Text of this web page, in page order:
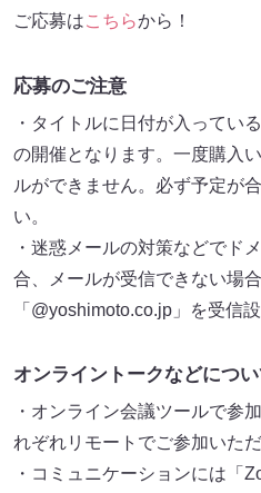
ご応募はこちらから！
応募のご注意
・タイトルに日付が入ってい
の開催となります。一度購入
ルができません。必ず予定が
い。
・迷惑メールの対策などでド
合、メールが受信できない場
「@yoshimoto.co.jp」を受信
オンライントークなどにつ
・オンライン会議ツールで参
れぞれリモートでご参加いただ
・コミュニケーションには「